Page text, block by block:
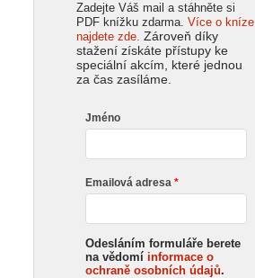
Zadejte Váš mail a stáhněte si
PDF knížku zdarma. Více o kníze
najdete zde. Zároveň díky
stažení získáte přístupy ke
speciální akcím, které jednou
za čas zasíláme.
Jméno
Emailová adresa
Odesláním formuláře berete
na vědomí informace o
ochraně osobních údajů.